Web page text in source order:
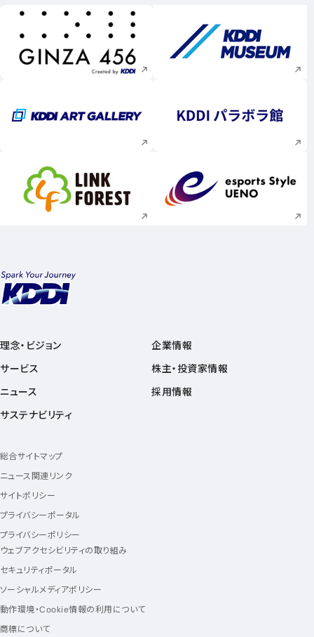
新規ウィンドウで開く 新規ウィンドウで
新規ウィンドウで開く 新規ウィンドウで
新規ウィンドウで開く 新規ウィンドウで
理念・ビジョン
サービス
ニュース
サステナビリティ
企業情報
株主・投資家情報
採用情報
総合サイトマップ
ニュース関連リンク
サイトポリシー
プライバシーポータル
プライバシーポリシー
ウェブアクセシビリティの取り組み
セキュリティポータル
ソーシャルメディアポリシー
動作環境・Cookie情報の利用について
商標について